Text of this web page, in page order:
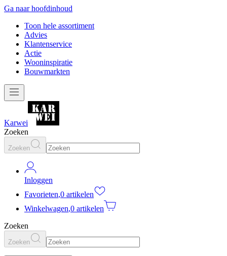
Ga naar hoofdinhoud
Toon hele assortiment
Advies
Klantenservice
Actie
Wooninspiratie
Bouwmarkten
Karwei
Zoeken
Zoeken
Inloggen
Favorieten,0 artikelen
Winkelwagen,0 artikelen
Zoeken
Zoeken